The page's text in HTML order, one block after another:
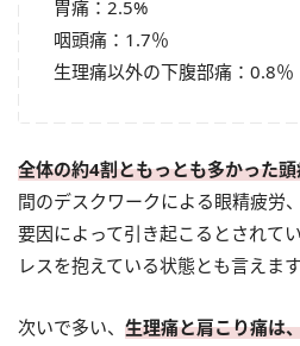
胃痛：2.5%
咽頭痛：1.7％
生理痛以外の下腹部痛：0.8％
全体の約4割ともっとも多かった
間のデスクワークによる眼精疲労
要因によって引き起こるとされて
レスを抱えている状態とも言えます
次いで多い、 生理痛と肩こり痛は